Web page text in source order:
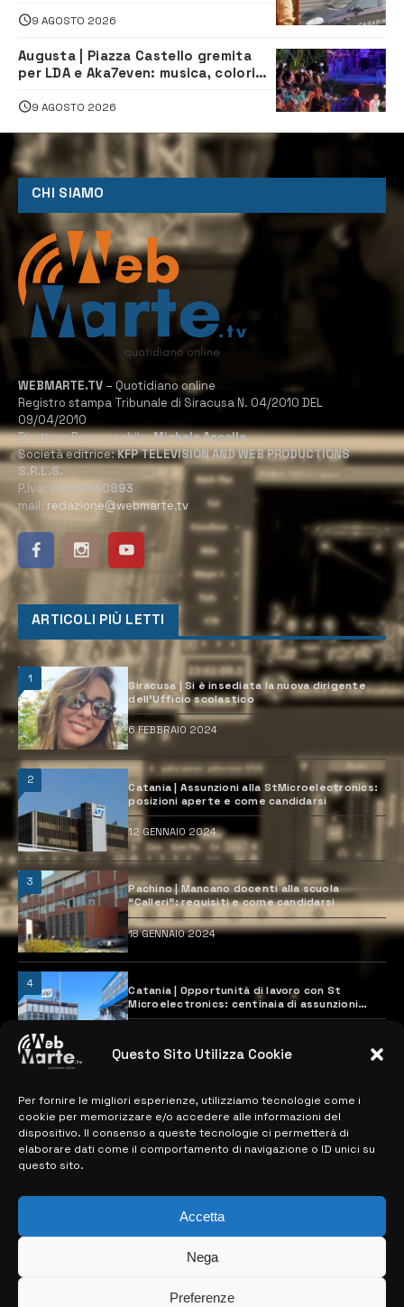
Questo Sito Utilizza Cookie
Per fornire le migliori esperienze, utilizziamo tecnologie come i
cookie per memorizzare e/o accedere alle informazioni del
dispositivo. Il consenso a queste tecnologie ci permetterà di
elaborare dati come il comportamento di navigazione o ID unici su
questo sito.
Accetta
Nega
Preferenze
9 AGOSTO 2026
Augusta | Piazza Castello gremita
per LDA e Aka7even: musica, colori
9 AGOSTO 2026
CHI SIAMO
WEBMARTE.TV – Quotidiano online
Registro stampa Tribunale di Siracusa N. 04/2010 DEL
09/04/2010
Direttore Responsabile:Michele Accolla
Società editrice:KFP TELEVISION AND WEB PRODUCTIONS
S.R.L.S.
P.Iva: 02184950893
mail: redazione@webmarte.tv
ARTICOLI PIÙ LETTI
1
Siracusa | Si è insediata la nuova dirigente
dell’Ufficio scolastico
6 FEBBRAIO 2024
2
Catania | Assunzioni alla StMicroelectronics:
posizioni aperte e come candidarsi
12 GENNAIO 2024
3
Pachino | Mancano docenti alla scuola
“Calleri”: requisiti e come candidarsi
18 GENNAIO 2024
4
Catania | Opportunità di lavoro con St
Microelectronics: centinaia di assunzioni
previste
MAPPA DEL SITO
> NOTIZIE